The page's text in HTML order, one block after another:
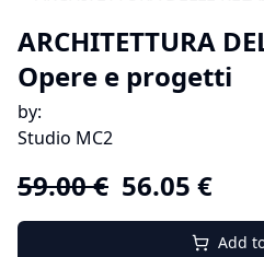
ARCHITETTURA
Opere e progetti
by:
Studio MC2
59.00€ 56.05 €
Add